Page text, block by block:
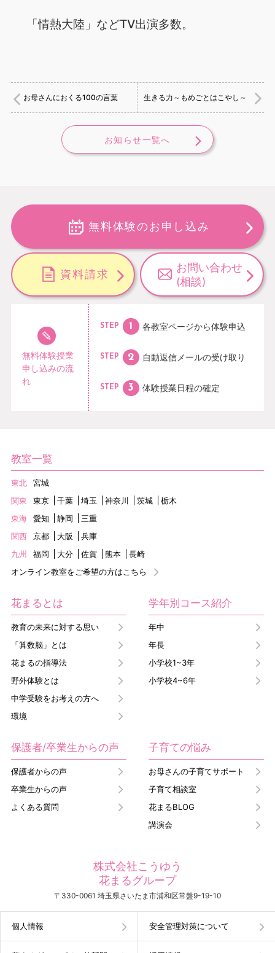
「情熱大陸」などTV出演多数。
お母さんにおくる100の言葉 生きる力～もめごとはこやし～
お知らせ一覧へ
無料体験のお申し込み
資料請求
お問い合わせ
(相談)
無料体験授業
申し込みの流
れ
STEP 各教室ページから体験申込
STEP 自動返信メールの受け取り
STEP 体験授業日程の確定
教室一覧
東北
宮城
関東
東京 千葉 埼玉 神奈川 茨城
栃木
東海
愛知 静岡
三重
関西
京都 大阪
兵庫
九州
福岡 大分 佐賀 熊本
長崎
オンライン教室をご希望の方はこちら
花まるとは
教育の未来に対する思い
「算数脳」とは
花まるの指導法
野外体験とは
中学受験をお考えの方へ
環境
学年別コース紹介
年中
年長
小学校1~3年
小学校4~6年
保護者/卒業生からの声
保護者からの声
卒業生からの声
よくある質問
子育ての悩み
お母さんの子育てサポート
子育て相談室
花まるBLOG
講演会
株式会社こうゆう
花まるグループ
〒330-0061 埼玉県さいたま市浦和区常盤9-19-10
個人情報 安全管理対策について